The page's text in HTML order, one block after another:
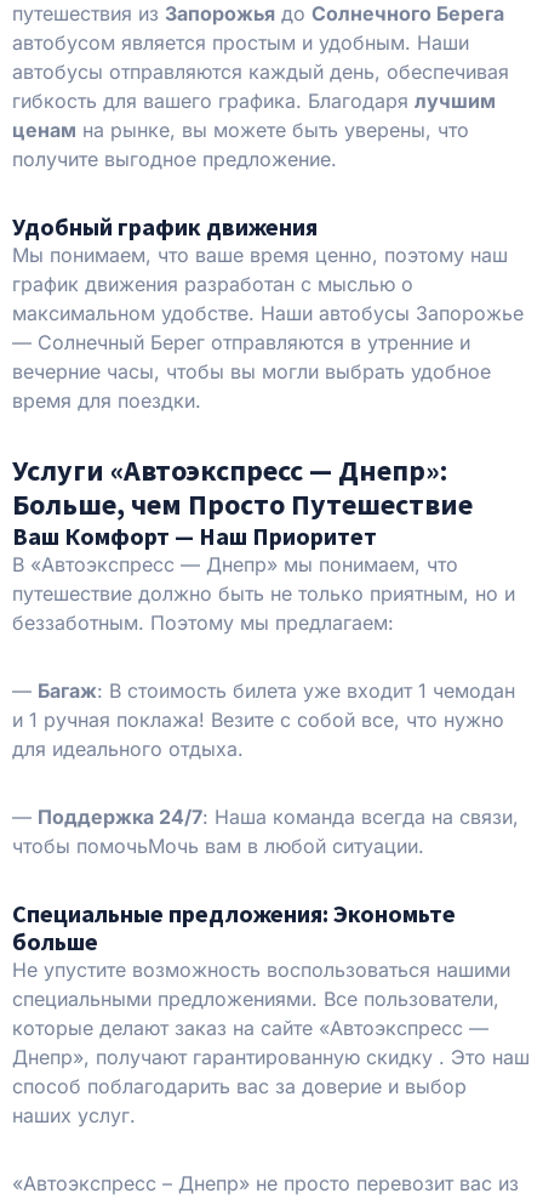
путешествия из Запорожья до Солнечного Берега
автобусом является простым и удобным. Наши
автобусы отправляются каждый день, обеспечивая
гибкость для вашего графика. Благодаря лучшим
ценам на рынке, вы можете быть уверены, что
получите выгодное предложение.
Удобный график движения
Мы понимаем, что ваше время ценно, поэтому наш
график движения разработан с мыслью о
максимальном удобстве. Наши автобусы Запорожье
— Солнечный Берег отправляются в утренние и
вечерние часы, чтобы вы могли выбрать удобное
время для поездки.
Услуги «Автоэкспресс — Днепр»:
Больше, чем Просто Путешествие
Ваш Комфорт — Наш Приоритет
В «Автоэкспресс — Днепр» мы понимаем, что
путешествие должно быть не только приятным, но и
беззаботным. Поэтому мы предлагаем:
— Багаж: В стоимость билета уже входит 1 чемодан
и 1 ручная поклажа! Везите с собой все, что нужно
для идеального отдыха.
— Поддержка 24/7: Наша команда всегда на связи,
чтобы помочьМочь вам в любой ситуации.
Специальные предложения: Экономьте
больше
Не упустите возможность воспользоваться нашими
специальными предложениями. Все пользователи,
которые делают заказ на сайте «Автоэкспресс —
Днепр», получают гарантированную скидку . Это наш
способ поблагодарить вас за доверие и выбор
наших услуг.
«Автоэкспресс – Днепр» не просто перевозит вас из